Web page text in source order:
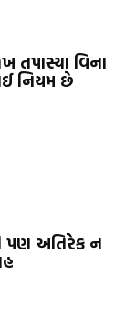
વિના
નિયમ છે
પણ અતિરેક ન